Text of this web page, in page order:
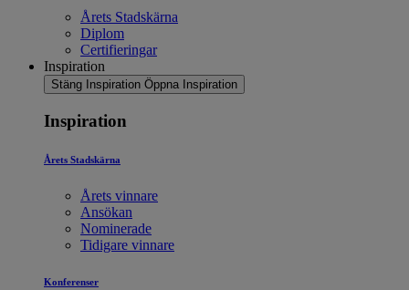
Årets Stadskärna
Diplom
Certifieringar
Inspiration
Stäng Inspiration Öppna Inspiration
Inspiration
Årets Stadskärna
Årets vinnare
Ansökan
Nominerade
Tidigare vinnare
Konferenser